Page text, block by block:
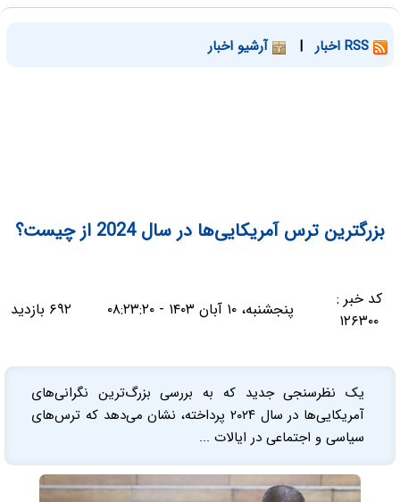
| آرشیو اخبار
بزرگترین ترس آمریکایی‌ها در سال 2024 از چیست؟
کد خبر :
۱۲۶۳۰۰
پنجشنبه، ۱۰ آبان ۱۴۰۳ - ۰۸:۲۳:۲۰ ۶۹۲ بازدید
یک نظرسنجی جدید که به بررسی بزرگ‌ترین نگرانی‌های
آمریکایی‌ها در سال ۲۰۲۴ پرداخته، نشان می‌دهد که ترس‌های
سیاسی و اجتماعی در ایالات ...